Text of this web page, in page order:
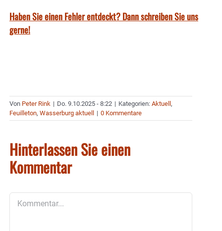
Haben Sie einen Fehler entdeckt? Dann schreiben Sie uns
gerne!
Von Peter Rink | Do. 9.10.2025 - 8:22 | Kategorien: Aktuell ,
Feuilleton, Wasserburg aktuell | 0 Kommentare
Hinterlassen Sie einen
Kommentar